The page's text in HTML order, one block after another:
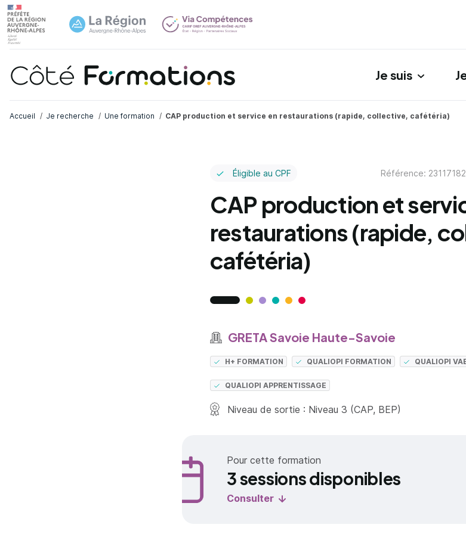
Je suis
Accueil Je recherche Une formation CAP production et service en restaurations (rapide, collective, cafétéria)
Éligible au CPF Référence:
CAP production et
restaurations (rapide,
cafétéria)
GRETA Savoie Haute-Savoie
H+ FORMATION QUALIOPI FORMATION QUALIOPI
QUALIOPI APPRENTISSAGE
Niveau de sortie : Niveau 3 (CAP, BEP)
Pour cette formation
3 sessions disponibles
Consulter